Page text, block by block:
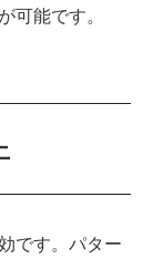
可能です。
です。パター